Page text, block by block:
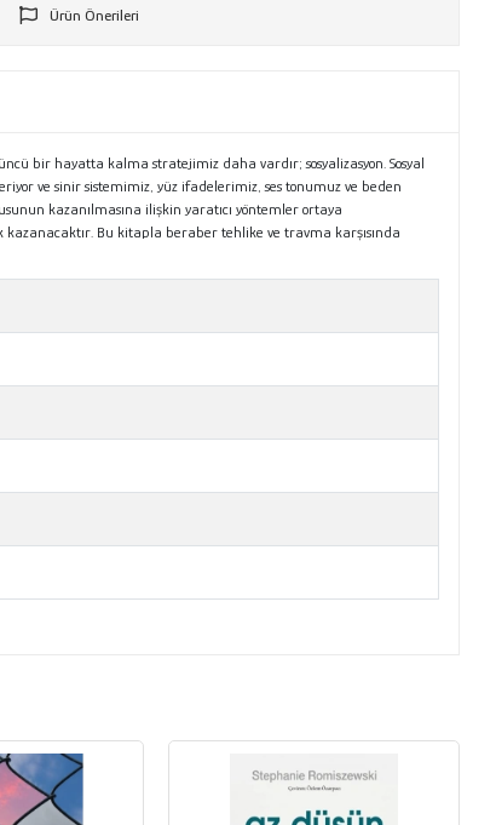
Ürün Önerileri
bir hayatta kalma stratejimiz daha vardır; sosyalizasyon. Sosyal
ve sinir sistemimiz, yüz ifadelerimiz, ses tonumuz ve beden
kazanılmasına ilişkin yaratıcı yöntemler ortaya
Bu kitapla beraber tehlike ve travma karşısında